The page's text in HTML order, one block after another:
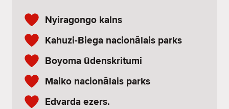
Nyiragongo kalns
Kahuzi-Biega nacionālais parks
Boyoma ūdenskritumi
Maiko nacionālais parks
Edvarda ezers.